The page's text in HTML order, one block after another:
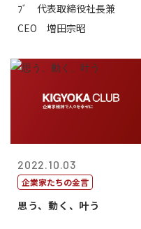
ﾌﾞ 代表取締役社長兼
CEO 増田宗昭
2022.10.03
企業家たちの金言
思う、動く、叶う